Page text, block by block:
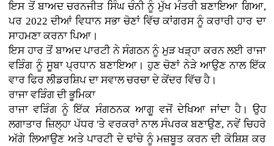
ਇਸ ਤੋਂ ਬਾਅਦ ਚਰਨਜੀਤ ਸਿੰਘ ਚੰਨੀ ਨੂੰ ਮੁੱਖ ਮੰਤਰੀ ਬਣਾਇਆ ਗਿਆ,
ਪਰ 2022 ਦੀਆਂ ਵਿਧਾਨ ਸਭਾ ਚੋਣਾਂ ਵਿੱਚ ਕਾਂਗਰਸ ਨੂੰ ਕਰਾਰੀ ਹਾਰ ਦਾ
ਸਾਹਮਣਾ ਕਰਨਾ ਪਿਆ।
ਇਸ ਹਾਰ ਤੋਂ ਬਾਅਦ ਪਾਰਟੀ ਨੇ ਸੰਗਠਨ ਨੂੰ ਮੁੜ ਖੜ੍ਹਾ ਕਰਨ ਲਈ ਰਾਜਾ
ਵੜਿੰਗ ਨੂੰ ਸੂਬਾ ਪ੍ਰਧਾਨ ਬਣਾਇਆ। ਹੁਣ ਚੋਣਾਂ ਨੇੜੇ ਆਉਣ ਨਾਲ ਇੱਕ
ਵਾਰ ਫਿਰ ਲੀਡਰਸ਼ਿਪ ਦਾ ਸਵਾਲ ਚਰਚਾ ਦੇ ਕੇਂਦਰ ਵਿੱਚ ਹੈ।
ਰਾਜਾ ਵੜਿੰਗ ਦੀ ਭੂਮਿਕਾ
ਰਾਜਾ ਵੜਿੰਗ ਨੂੰ ਇੱਕ ਸੰਗਠਨਕ ਆਗੂ ਵਜੋਂ ਦੇਖਿਆ ਜਾਂਦਾ ਹੈ। ਉਹ
ਲਗਾਤਾਰ ਜ਼ਿਲ੍ਹਾ ਪੱਧਰ 'ਤੇ ਵਰਕਰਾਂ ਨਾਲ ਸੰਪਰਕ ਬਣਾਉਣ, ਨਵੇਂ ਚਿਹਰੇ
ਅੱਗੇ ਲਿਆਉਣ ਅਤੇ ਪਾਰਟੀ ਦੇ ਢਾਂਚੇ ਨੂੰ ਮਜ਼ਬੂਤ ਕਰਨ ਦੀ ਕੋਸ਼ਿਸ਼ ਕਰ